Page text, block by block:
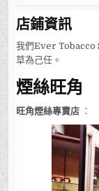
店鋪資訊
我們Ever Tobacco
草為己任。
煙絲旺角
旺角煙絲專賣店 ：